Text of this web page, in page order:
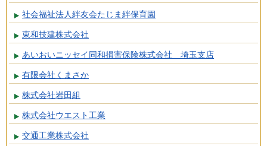
社会福祉法人絆友会たじま絆保育園
東和技建株式会社
あいおいニッセイ同和損害保険株式会社 埼玉支店
有限会社くまさか
株式会社岩田組
株式会社ウエスト工業
交通工業株式会社